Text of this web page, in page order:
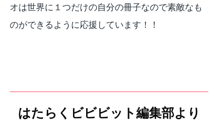
オは世界に１つだけの自分の冊子なので素敵なも
のができるように応援しています！！
はたらくビビビット編集部より